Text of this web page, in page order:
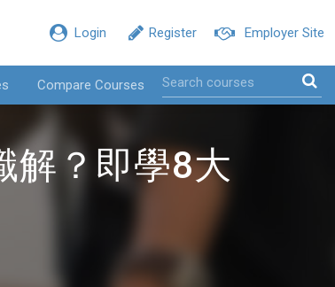
Employer Site
Register
Login
Compare Courses
解？即學8大